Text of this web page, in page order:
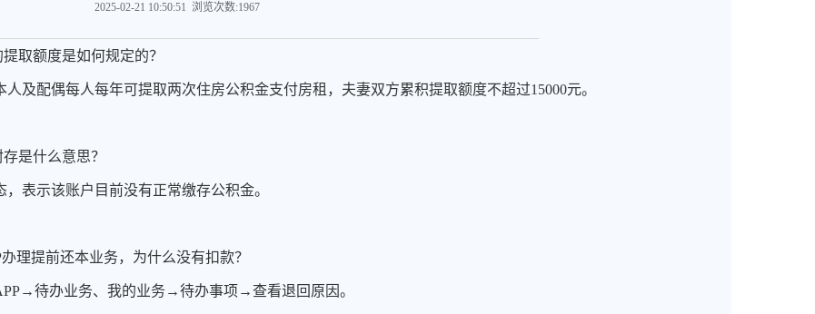
2025-02-21 10:50:51 浏览次数:1967
取额度是如何规定的？
及配偶每人每年可提取两次住房公积金支付房租，夫妻双方累积提取额度不超过15000元。
是什么意思？
表示该账户目前没有正常缴存公积金。
办理提前还本业务，为什么没有扣款？
待办业务、我的业务→待办事项→查看退回原因。